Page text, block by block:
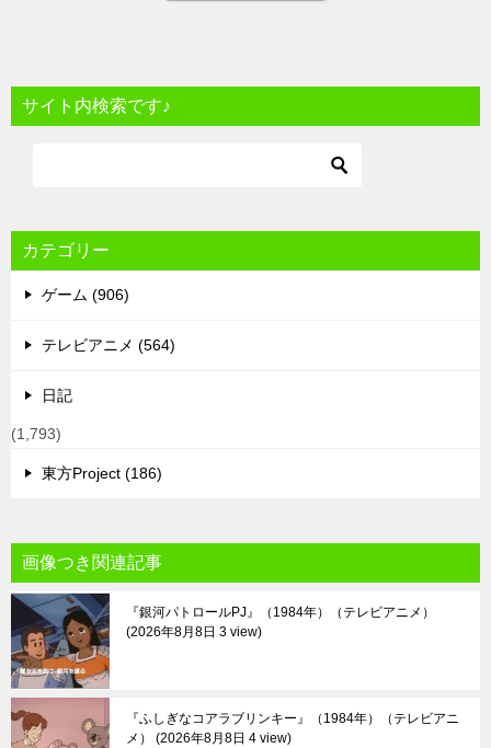
サイト内検索です♪
カテゴリー
ゲーム (906)
テレビアニメ (564)
日記
(1,793)
東方Project (186)
画像つき関連記事
『銀河パトロールPJ』（1984年）（テレビアニメ）
2026年8月8日 3 view
『ふしぎなコアラブリンキー』（1984年）（テレビアニ
メ）
2026年8月8日 4 view